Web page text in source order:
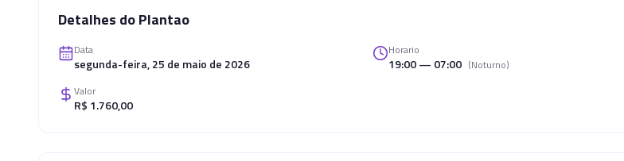
Detalhes do Plantao
Data
segunda-feira, 25 de maio de 2026
Horario
19:00 — 07:00 (Noturno)
Valor
R$ 1.760,00